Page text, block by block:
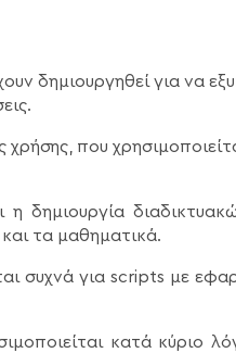
δημιουργηθεί για να
χρήσης, που
δημιουργία
τα μαθηματικά.
συχνά για scripts με
κατά κύριο